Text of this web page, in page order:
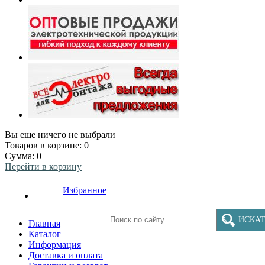
Вы еще ничего не выбрали
Товаров в корзине: 0
Сумма: 0
Перейти в корзину
Избранное
Главная
Каталог
Информация
Доставка и оплата